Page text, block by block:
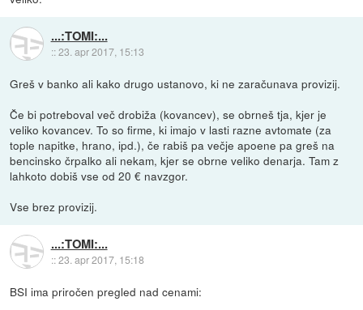
...:TOMI:...
::23. apr 2017, 15:13
Greš v banko ali kako drugo ustanovo, ki ne zaračunava provizij.
Če bi potreboval več drobiža (kovancev), se obrneš tja, kjer je
veliko kovancev. To so firme, ki imajo v lasti razne avtomate (za
tople napitke, hrano, ipd.), če rabiš pa večje apoene pa greš na
bencinsko črpalko ali nekam, kjer se obrne veliko denarja. Tam z
lahkoto dobiš vse od 20 € navzgor.
Vse brez provizij.
...:TOMI:...
::23. apr 2017, 15:18
BSI ima priročen pregled nad cenami: